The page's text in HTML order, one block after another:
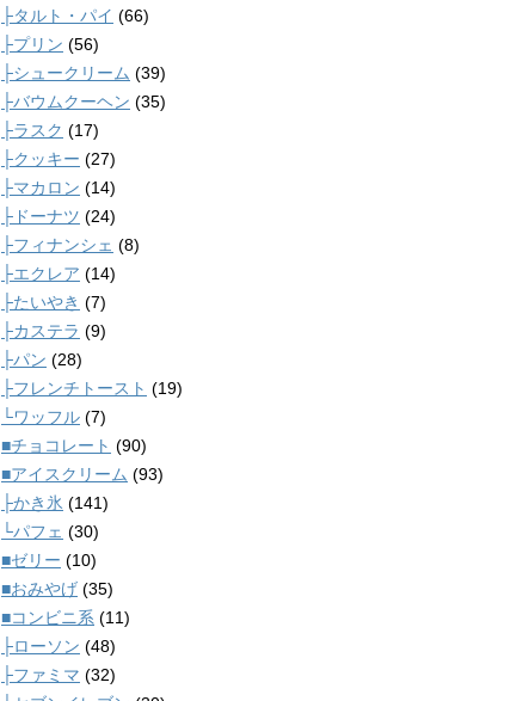
├タルト・パイ (66)
├プリン (56)
├シュークリーム (39)
├バウムクーヘン (35)
├ラスク (17)
├クッキー (27)
├マカロン (14)
├ドーナツ (24)
├フィナンシェ (8)
├エクレア (14)
├たいやき (7)
├カステラ (9)
├パン (28)
├フレンチトースト (19)
└ワッフル (7)
■チョコレート (90)
■アイスクリーム (93)
├かき氷 (141)
└パフェ (30)
■ゼリー (10)
■おみやげ (35)
■コンビニ系 (11)
├ローソン (48)
├ファミマ (32)